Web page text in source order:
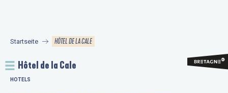
principal
Startseite HÔTEL DE LA CALE
Hôtel de la Cale
HOTELS